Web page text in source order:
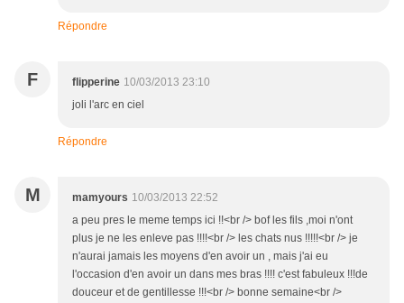
Répondre
F flipperine 10/03/2013 23:10
joli l'arc en ciel
Répondre
M mamyours 10/03/2013 22:52
a peu pres le meme temps ici !!<br /> bof les fils ,moi n'ont
plus je ne les enleve pas !!!!<br /> les chats nus !!!!!<br /> je
n'aurai jamais les moyens d'en avoir un , mais j'ai eu
l'occasion d'en avoir un dans mes bras !!!! c'est fabuleux !!!de
douceur et de gentillesse !!!<br /> bonne semaine<br />